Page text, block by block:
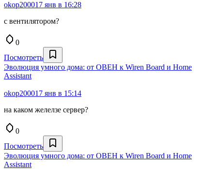
okop200017 янв в 16:28
с вентилятором?
0
Посмотреть
Эволюция умного дома: от ОВЕН к Wiren Board и Home
Assistant
okop200017 янв в 15:14
на каком желелзе сервер?
0
Посмотреть
Эволюция умного дома: от ОВЕН к Wiren Board и Home
Assistant